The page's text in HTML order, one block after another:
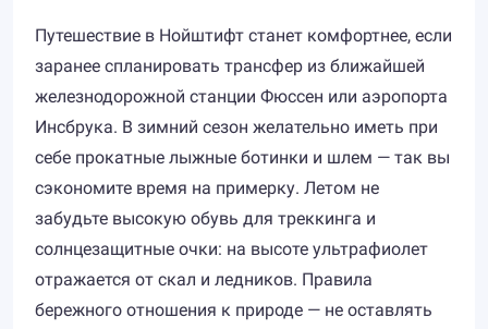
Путешествие в Нойштифт станет комфортнее, если
заранее спланировать трансфер из ближайшей
железнодорожной станции Фюссен или аэропорта
Инсбрука. В зимний сезон желательно иметь при
себе прокатные лыжные ботинки и шлем — так вы
сэкономите время на примерку. Летом не
забудьте высокую обувь для треккинга и
солнцезащитные очки: на высоте ультрафиолет
отражается от скал и ледников. Правила
бережного отношения к природе — не оставлять